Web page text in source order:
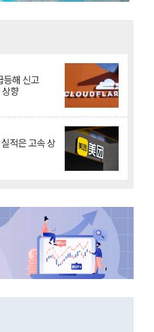
등해 신고
향
적은 고속 상